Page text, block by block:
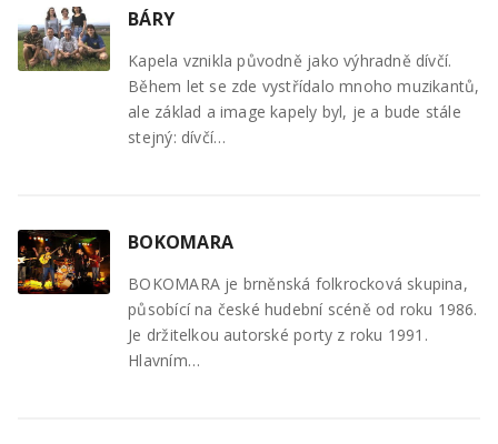
BÁRY
Kapela vznikla původně jako výhradně dívčí.
Během let se zde vystřídalo mnoho muzikantů,
ale základ a image kapely byl, je a bude stále
stejný: dívčí…
BOKOMARA
BOKOMARA je brněnská folkrocková skupina,
působící na české hudební scéně od roku 1986.
Je držitelkou autorské porty z roku 1991.
Hlavním…